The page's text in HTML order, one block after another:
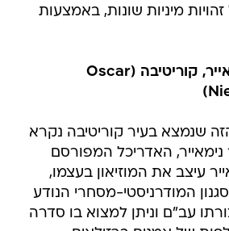
מיניות שונות, באמצעות
מוזיאון אוסקר נימאייר, קוריטיבה (Oscar
שנמצא בעיר קוריטיבה נקרא
האדריכל המפורסם
עיצב את המוזיאון בעצמו,
המודרניסטי-מסחרי הנודע
עב"ם וניתן למצוא בו סדרה